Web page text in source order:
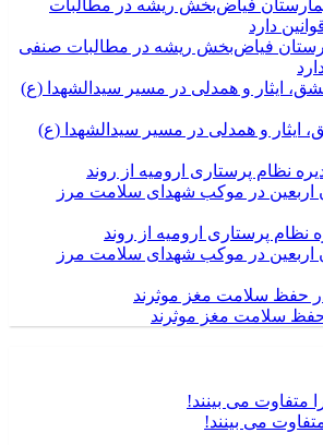
فیاض‌بخش ریشه در مطالبات صنفی
ایثار و همدلی در مسیر سیدالشهدا (ع)
نظام پرستاری ارومیه از روند
اربعین در موکب شهدای سلامت مرز
حفظ سلامت مغز موثرند
می بینند!